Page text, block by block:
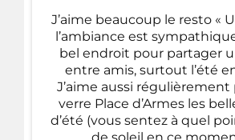
J’aime beaucoup le resto «
l’ambiance est
bel endroit pour partager
entre amis, surtout l’été
J’aime aussi
verre Place d’Armes les
d’été (vous sentez à quel
de soleil en ce